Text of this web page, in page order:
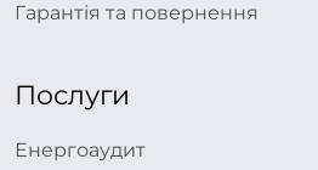
Гарантія та повернення
Послуги
Енергоаудит